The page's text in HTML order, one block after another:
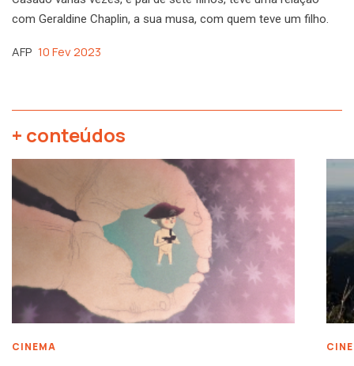
com Geraldine Chaplin, a sua musa, com quem teve um filho.
AFP 10 Fev 2023
+ conteúdos
CINEMA